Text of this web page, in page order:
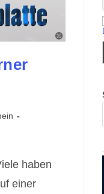
haben
einer